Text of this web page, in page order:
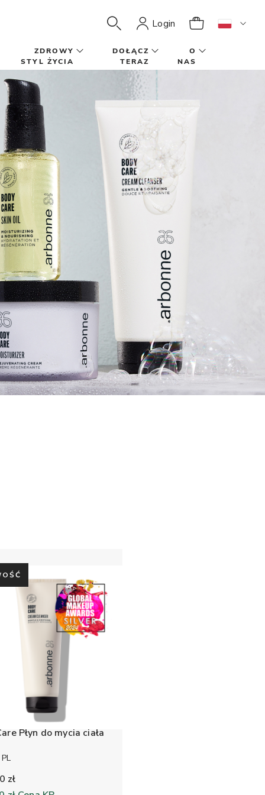
Login
ZDROWY
STYL ŻYCIA
DOŁĄCZ
TERAZ
O
NAS
Płyn do mycia ciała
zł